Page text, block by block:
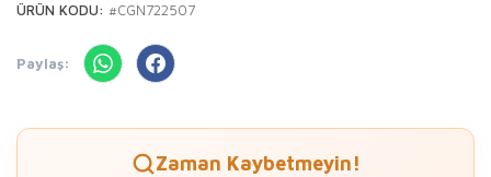
ÜRÜN KODU: #CGN722507
Paylaş:
Zaman Kaybetmeyin!